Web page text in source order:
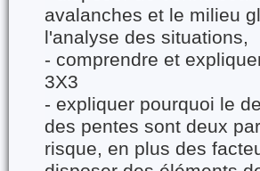
avalanches et le milieu
l'analyse des situations,
- comprendre et
3X3
- expliquer pourquoi le
des pentes sont deux
risque, en plus des